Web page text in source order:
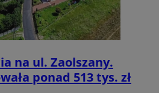
na ul. Zaolszany.
ponad 513 tys. zł